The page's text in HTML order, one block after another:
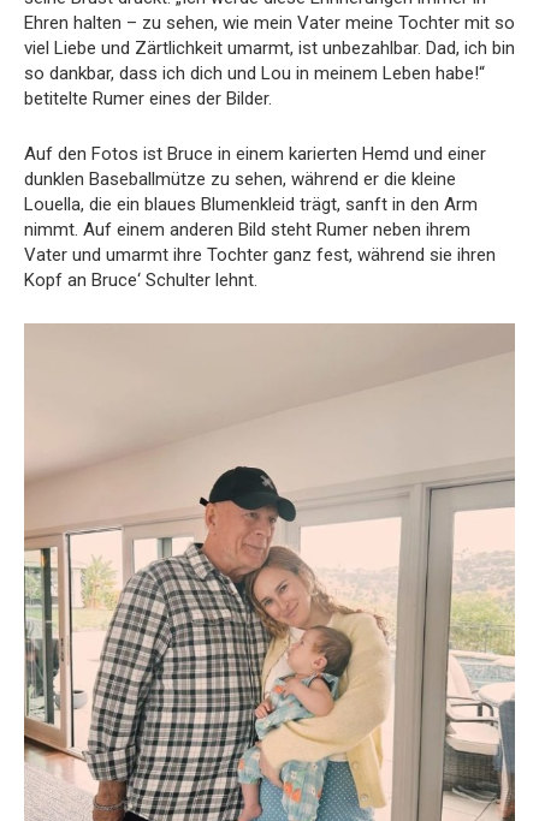
Ehren halten – zu sehen, wie mein Vater meine Tochter mit so
viel Liebe und Zärtlichkeit umarmt, ist unbezahlbar. Dad, ich bin
so dankbar, dass ich dich und Lou in meinem Leben habe!“
betitelte Rumer eines der Bilder.
Auf den Fotos ist Bruce in einem karierten Hemd und einer
dunklen Baseballmütze zu sehen, während er die kleine
Louella, die ein blaues Blumenkleid trägt, sanft in den Arm
nimmt. Auf einem anderen Bild steht Rumer neben ihrem
Vater und umarmt ihre Tochter ganz fest, während sie ihren
Kopf an Bruce‘ Schulter lehnt.